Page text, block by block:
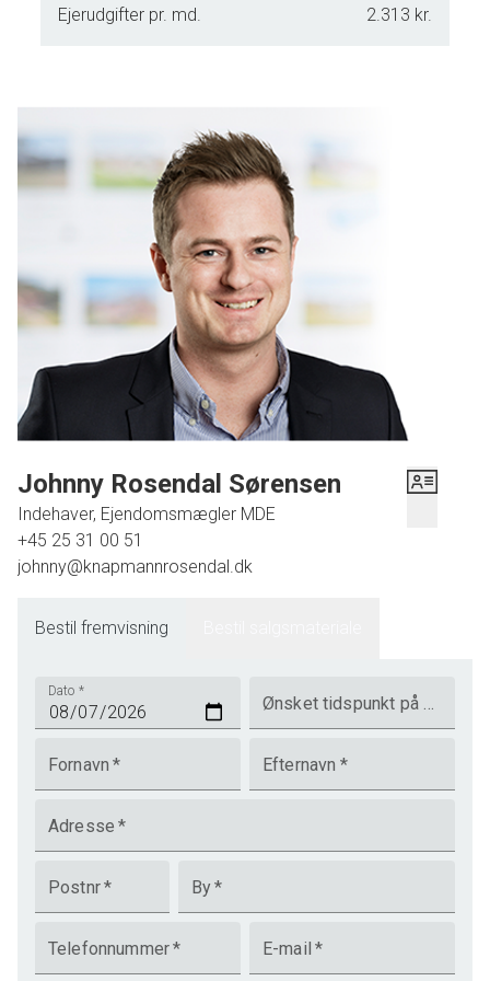
Ejerudgifter pr. md.
2.313 kr.
Johnny Rosendal Sørensen
Indehaver, Ejendomsmægler MDE
+45 25 31 00 51
johnny@knapmannrosendal.dk
Bestil fremvisning
Dato *
Ønsket tidspunkt på dagen
Fornavn * Efternavn *
Adresse *
Postnr* By*
Telefonnummer* E-mail *